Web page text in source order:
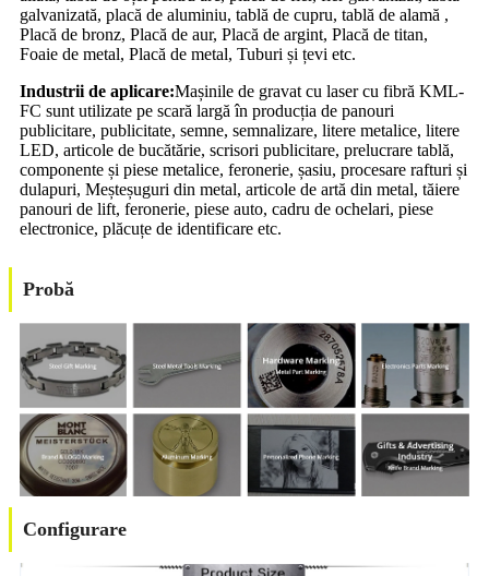
galvanizată, placă de aluminiu, tablă de cupru, tablă de alamă ,
Placă de bronz, Placă de aur, Placă de argint, Placă de titan,
Foaie de metal, Placă de metal, Tuburi și țevi etc.
Industrii de aplicare:Mașinile de gravat cu laser cu fibră KML-
FC sunt utilizate pe scară largă în producția de panouri
publicitare, publicitate, semne, semnalizare, litere metalice, litere
LED, articole de bucătărie, scrisori publicitare, prelucrare tablă,
componente și piese metalice, feronerie, șasiu, procesare rafturi și
dulapuri, Meșteșuguri din metal, articole de artă din metal, tăiere
panouri de lift, feronerie, piese auto, cadru de ochelari, piese
electronice, plăcuțe de identificare etc.
Probă
Configurare